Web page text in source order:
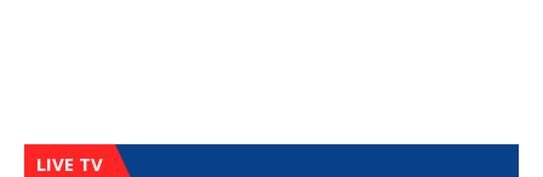
LIVE TV